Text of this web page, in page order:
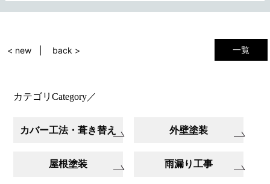
一覧
< new back >
カテゴリCategory／
カバー工法・葺き替え 外壁塗装
屋根塗装 雨漏り工事